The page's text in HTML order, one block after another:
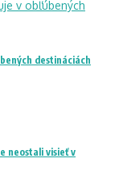
destináciách
neostali visieť v